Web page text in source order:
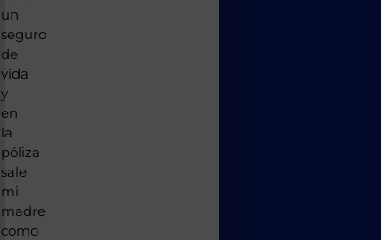
un
seguro
de
vida
y
en
la
póliza
sale
mi
madre
como